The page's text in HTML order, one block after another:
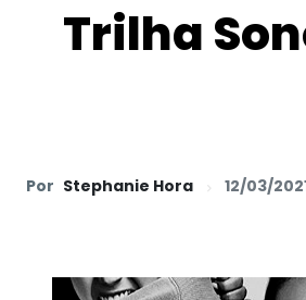
Trilha
Por Stephanie Hora 12/03/